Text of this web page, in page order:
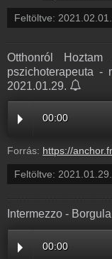
Feltöltve:
Otthonról
pszichoterapeuta -
2021.01.29.
00:00
Forrás: https://anchor.fm/s/45194458/podcast/play/25928334/
Feltöltve:
Intermezzo -
00:00